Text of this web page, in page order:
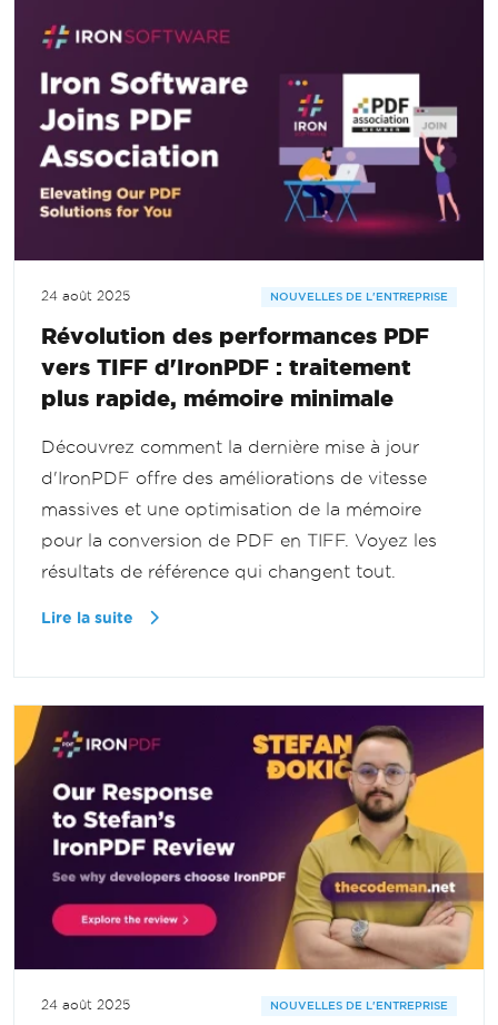
24 août 2025 NOUVELLES DE L'ENTREPRISE
Révolution des performances PDF
vers TIFF d'IronPDF : traitement
plus rapide, mémoire minimale
Découvrez comment la dernière mise à jour
d'IronPDF offre des améliorations de vitesse
massives et une optimisation de la mémoire
pour la conversion de PDF en TIFF. Voyez les
résultats de référence qui changent tout.
Lire la suite
24 août 2025 NOUVELLES DE L'ENTREPRISE